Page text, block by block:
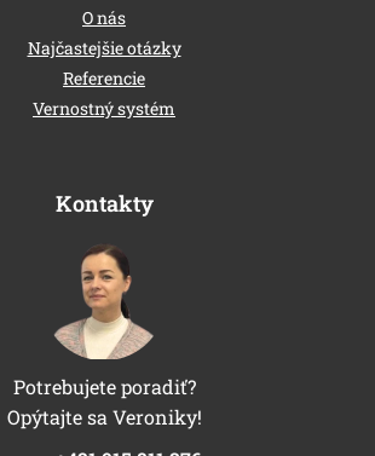
O nás
Najčastejšie otázky
Referencie
Vernostný systém
Kontakty
Potrebujete poradiť?
Opýtajte sa Veroniky!